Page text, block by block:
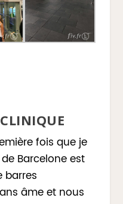
fois que je
Barcelone est
barres
âme et nous